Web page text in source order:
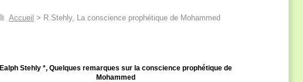
Accueil > R.Stehly, La conscience prophétique de Mohammed
Ealph Stehly *, Quelques remarques sur la conscience prophétique de
Mohammed